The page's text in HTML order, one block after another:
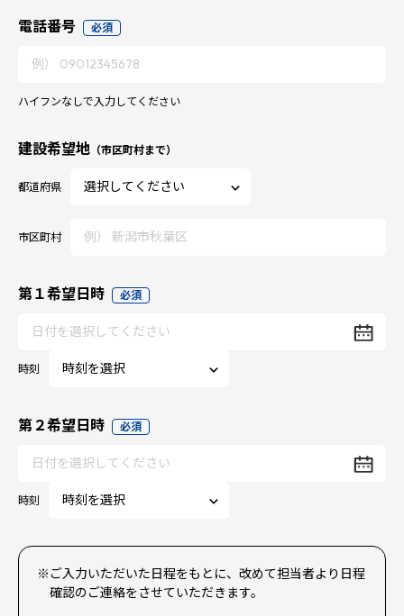
電話番号 必須
ハイフンなしで入力してください
建設希望地 （市区町村まで）
都道府県
市区町村
第１希望日時 必須
時刻
第２希望日時 必須
時刻
※ご入力いただいた日程をもとに、改めて担当者より日程
確認のご連絡をさせていただきます。